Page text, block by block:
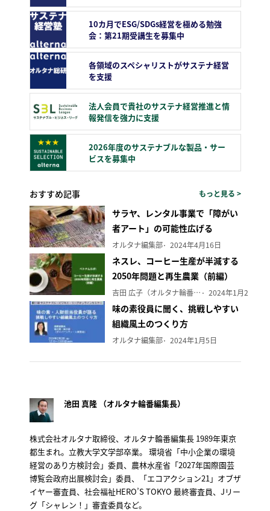
10カ月でESG/SDGs経営を極める勉強
会：第21期受講生を募集中
各領域のスペシャリストがサステナ経営
を支援
法人会員で貴社のサステナ経営推進と情
報発信を強力に支援
2026年度のサステナブルな製品・サー
ビスを募集中
おすすめ記事 もっと見る >
サラヤ、レンタル事業で「障がい
者アート」の可能性広げる
オルタナ編集部 2024年4月16日
ネスレ、コーヒー生産が半減する
2050年問題と再生農業（前編）
吉田 広子（オルタナ輪番編集長） 2024年1月29日
味の素役員に聞く、挑戦しやすい
組織風土のつくり方
オルタナ編集部 2024年1月5日
池田 真隆 （オルタナ輪番編集長）
株式会社オルタナ取締役、オルタナ輪番編集長 1989年東京
都生まれ。立教大学文学部卒業。 環境省「中小企業の環境
経営のあり方検討会」委員、農林水産省「2027年国際園芸
博覧会政府出展検討会」委員、「エコアクション21」オブザ
イヤー審査員、社会福祉HERO’S TOKYO 最終審査員、Jリー
グ「シャレン！」審査委員など。